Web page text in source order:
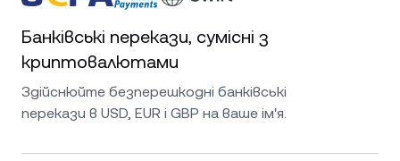
Банківські перекази, сумісні з
криптовалютами
Здійснюйте безперешкодні банківські
перекази в USD, EUR і GBP на ваше ім'я.